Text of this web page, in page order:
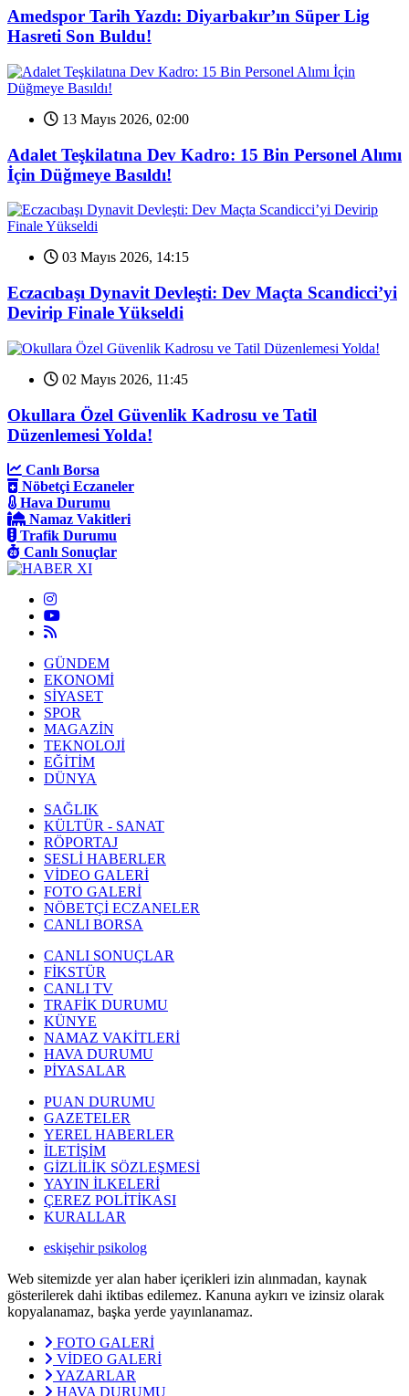
Amedspor Tarih Yazdı: Diyarbakır’ın Süper Lig
Hasreti Son Buldu!
13 Mayıs 2026, 02:00
Adalet Teşkilatına Dev Kadro: 15 Bin Personel Alımı
İçin Düğmeye Basıldı!
03 Mayıs 2026, 14:15
Eczacıbaşı Dynavit Devleşti: Dev Maçta Scandicci’yi
Devirip Finale Yükseldi
02 Mayıs 2026, 11:45
Okullara Özel Güvenlik Kadrosu ve Tatil
Düzenlemesi Yolda!
Canlı Borsa
Nöbetçi Eczaneler
Hava Durumu
Namaz Vakitleri
Trafik Durumu
Canlı Sonuçlar
GÜNDEM
EKONOMİ
SİYASET
SPOR
MAGAZİN
TEKNOLOJİ
EĞİTİM
DÜNYA
SAĞLIK
KÜLTÜR - SANAT
RÖPORTAJ
SESLİ HABERLER
VİDEO GALERİ
FOTO GALERİ
NÖBETÇİ ECZANELER
CANLI BORSA
CANLI SONUÇLAR
FİKSTÜR
CANLI TV
TRAFİK DURUMU
KÜNYE
NAMAZ VAKİTLERİ
HAVA DURUMU
PİYASALAR
PUAN DURUMU
GAZETELER
YEREL HABERLER
İLETİŞİM
GİZLİLİK SÖZLEŞMESİ
YAYIN İLKELERİ
ÇEREZ POLİTİKASI
KURALLAR
eskişehir psikolog
Web sitemizde yer alan haber içerikleri izin alınmadan, kaynak
gösterilerek dahi iktibas edilemez. Kanuna aykırı ve izinsiz olarak
kopyalanamaz, başka yerde yayınlanamaz.
FOTO GALERİ
VİDEO GALERİ
YAZARLAR
HAVA DURUMU